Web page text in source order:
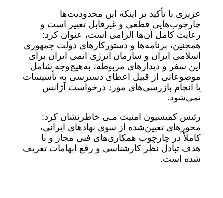
عزیزی با تأکید بر اینکه این محدودیت‌ها
چارچوب‌هایی قطعی و غیرقابل تغییر است و
رعایت کامل آن‌ها الزامی است، عنوان کرد:
همچنین، برنامه‌ها و دستورکارهای دولت جمهوری
اسلامی ایران و سازمان انرژی اتمی ایران برای
این سفر و دیدارهای مربوطه، به‌هیچ‌وجه شامل
موضوعاتی از قبیل اعطای دسترسی به تأسیسات
یا انجام بازرسی‌های مورد درخواست آژانس
نمی‌شود.
رئیس کمیسیون امنیت ملی خاطرنشان کرد:
محورهای تعیین‌شده از سوی نهادهای ایرانی،
کاملاً در چارچوب همکاری‌های فنی مجاز و با
هدف تبادل نظر کارشناسی و رفع ابهامات تعریف
شده‌ است.